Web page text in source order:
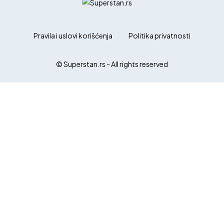
Pravila i uslovi korišćenja Politika privatnosti
© Superstan.rs - All rights reserved